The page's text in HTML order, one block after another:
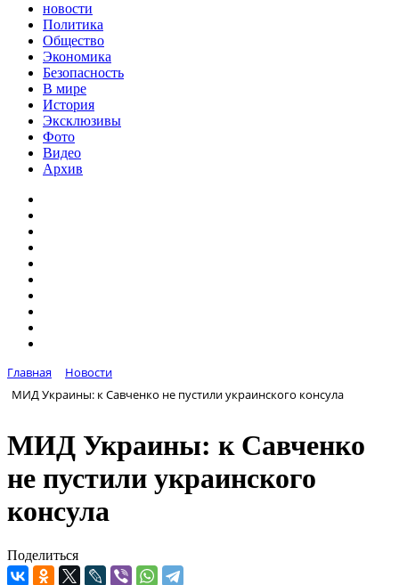
новости
Политика
Общество
Экономика
Безопасность
В мире
История
Эксклюзивы
Фото
Видео
Архив
Главная
Новости
МИД Украины: к Савченко не пустили украинского консула
МИД Украины: к Савченко
не пустили украинского
консула
Поделиться